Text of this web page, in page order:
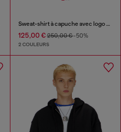
Sweat-shirt à capuche avec logo brodé
125,00 €250,00 €-50%
2 COULEURS